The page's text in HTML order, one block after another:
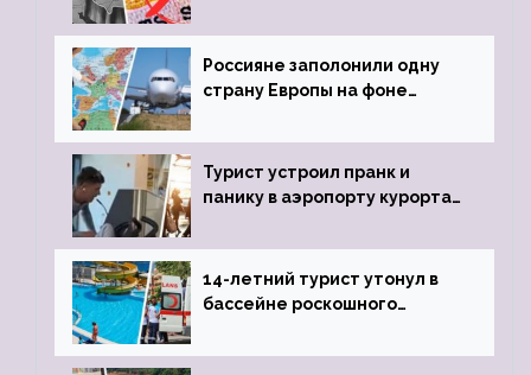
Россияне заполонили одну
страну Европы на фоне
виз
Турист устроил пранк и
панику в аэропорту курорта,
задержке рейса
14-летний турист утонул в
бассейне роскошного